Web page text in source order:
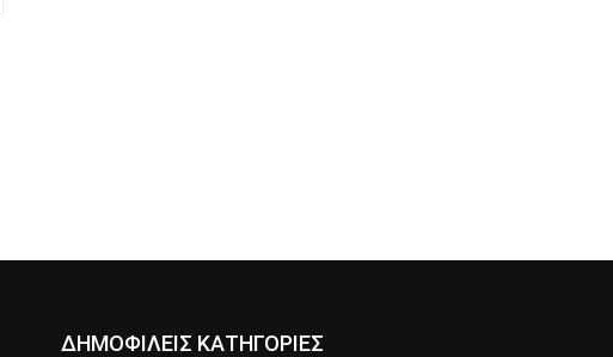
ΔΗΜΟΦΙΛΕΙΣ ΚΑΤΗΓΟΡΙΕΣ